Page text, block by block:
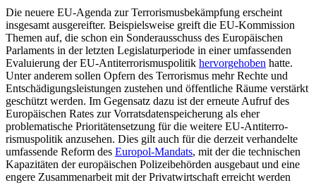
Die neuere EU-Agenda zur Terrorismusbekämpfung erscheint
insgesamt ausgereifter. Beispielsweise greift die EU-Kommission
Themen auf, die schon ein Sonderausschuss des Europäischen
Parlaments in der letzten Legislaturperiode in einer umfassenden
Evaluierung der EU-Antiterrorismuspolitik hervorgehoben hatte.
Unter anderem sollen Opfern des Terrorismus mehr Rechte und
Entschädigungsleistungen zustehen und öffentliche Räume verstärkt
geschützt wer­den. Im Gegensatz dazu ist der erneute Auf­ruf des
Europäischen Rates zur Vorratsdaten­speicherung als eher
problematische Prio­ritätensetzung für die weitere EU-Antiterro­
rismuspolitik anzusehen. Dies gilt auch für die derzeit verhandelte
umfassende Reform des Europol-Mandats, mit der die technischen
Kapazitäten der europäischen Polizei­behörden ausgebaut und eine
engere Zu­sammenarbeit mit der Privatwirtschaft er­reicht werden